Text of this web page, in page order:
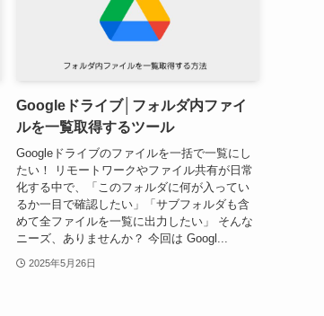
Googleドライブ│フォルダ内ファイ
ルを一覧取得するツール
Googleドライブのファイルを一括で一覧にし
たい！ リモートワークやファイル共有が日常
化する中で、「このフォルダに何が入ってい
るか一目で確認したい」「サブフォルダも含
めて全ファイルを一覧に出力したい」 そんな
ニーズ、ありませんか？ 今回は Googl...
2025年5月26日